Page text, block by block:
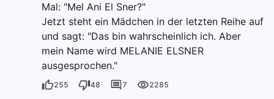
Mal: "Mel Ani El Sner?"
Jetzt steht ein Mädchen in der letzten Reihe auf
und sagt: "Das bin wahrscheinlich ich. Aber
mein Name wird MELANIE ELSNER
ausgesprochen."
255 48 7 2285